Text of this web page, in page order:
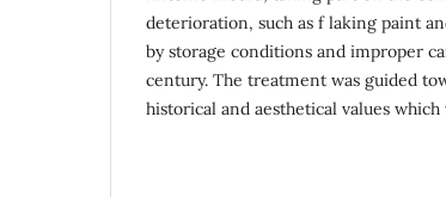
deterioration, such as f laking paint
by storage conditions and improper
century. The treatment was guided
historical and aesthetical values